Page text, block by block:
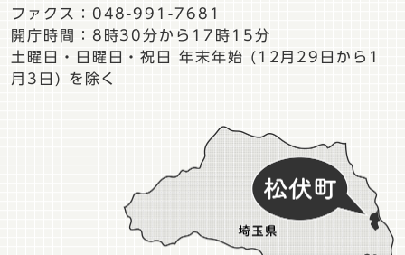
ファクス：048-991-7681
開庁時間：8時30分から17時15分
土曜日・日曜日・祝日 年末年始 (12月29日から1
月3日) を除く